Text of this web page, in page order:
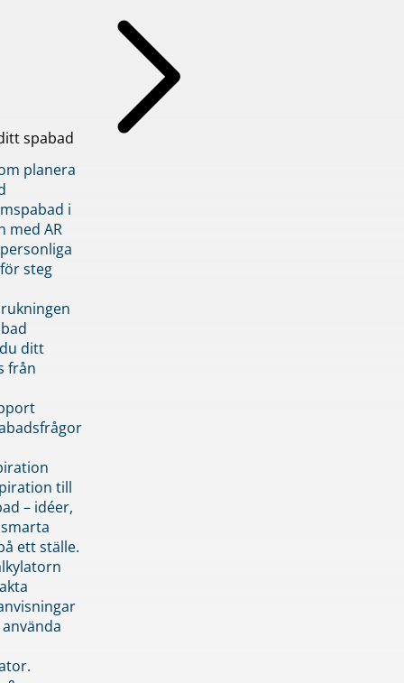
spabad
planera
i
med AR
steg
ditt
från
till
– idéer,
ett ställe.